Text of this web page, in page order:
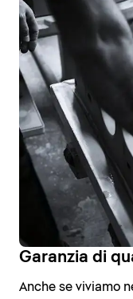
Garanzia di
Anche se viviamo